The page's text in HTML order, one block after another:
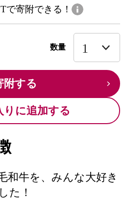
で寄附できる！
数量
附する
りに追加する
和牛を、みんな大好き
た！